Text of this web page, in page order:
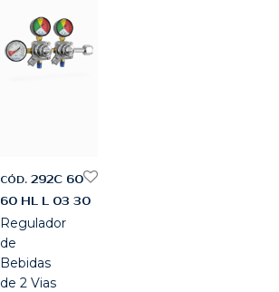
CÓD.292C 60
60 HL L 03 30
Regulador
de
Bebidas
de 2 Vias